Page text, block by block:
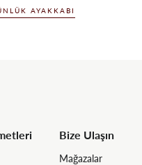
AYAKKABI
Bize Ulaşın
Mağazalar